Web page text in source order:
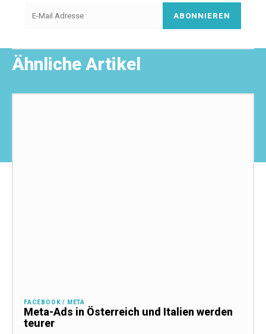
ABONNIEREN
Ähnliche Artikel
FACEBOOK / META
Meta-Ads in Österreich und Italien werden
teurer